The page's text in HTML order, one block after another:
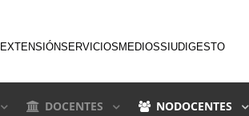
EXTENSIÓNSERVICIOS MEDIOSSIUDIGESTO
DOCENTES NODOCENTES